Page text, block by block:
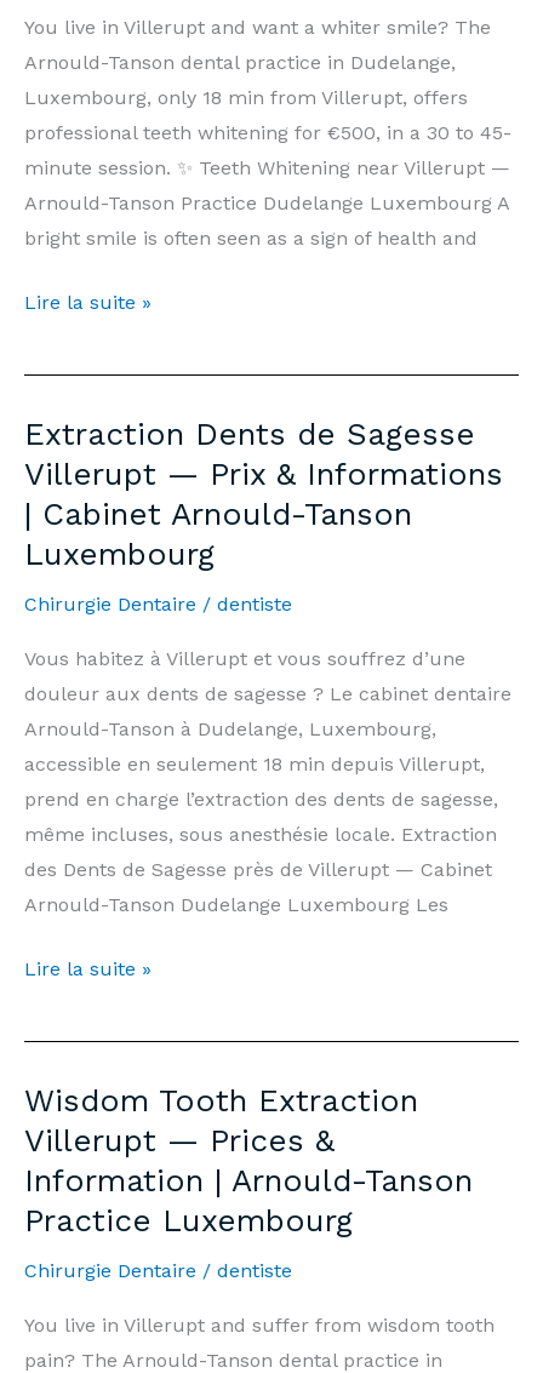
Arnould-
Tanson
Luxembourg
You live in Villerupt and want a whiter smile? The
Arnould-Tanson dental practice in Dudelange,
Luxembourg, only 18 min from Villerupt, offers
professional teeth whitening for €500, in a 30 to 45-
minute session. ✨ Teeth Whitening near Villerupt —
Arnould-Tanson Practice Dudelange Luxembourg A
bright smile is often seen as a sign of health and
Teeth
Villerupt
Price
€500
Information
Arnould-
Tanson
Practice
Luxembourg
Lire la suite »
Extraction Dents de Sagesse
Villerupt — Prix & Informations
| Cabinet Arnould-Tanson
Luxembourg
Chirurgie Dentaire / dentiste
Vous habitez à Villerupt et vous souffrez d’une
douleur aux dents de sagesse ? Le cabinet dentaire
Arnould-Tanson à Dudelange, Luxembourg,
accessible en seulement 18 min depuis Villerupt,
prend en charge l’extraction des dents de sagesse,
même incluses, sous anesthésie locale. Extraction
des Dents de Sagesse près de Villerupt — Cabinet
Arnould-Tanson Dudelange Luxembourg Les
Extraction
de
Villerupt
—
Prix
&
Cabinet
Arnould-
Lire la suite »
Wisdom Tooth Extraction
Villerupt — Prices &
Information | Arnould-Tanson
Practice Luxembourg
Chirurgie Dentaire / dentiste
You live in Villerupt and suffer from wisdom tooth
pain? The Arnould-Tanson dental practice in